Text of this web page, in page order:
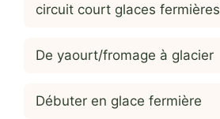
circuit court glaces fermières
De yaourt/fromage à glacier
Débuter en glace fermière